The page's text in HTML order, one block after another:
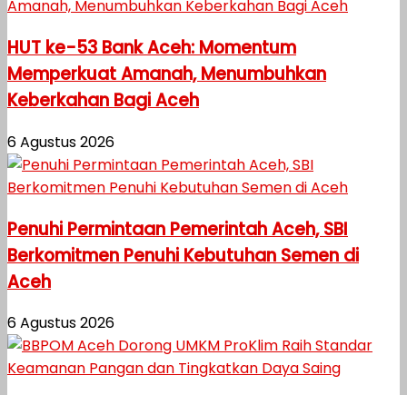
HUT ke-53 Bank Aceh: Momentum
Memperkuat Amanah, Menumbuhkan
Keberkahan Bagi Aceh
6 Agustus 2026
Penuhi Permintaan Pemerintah Aceh, SBI
Berkomitmen Penuhi Kebutuhan Semen di
Aceh
6 Agustus 2026